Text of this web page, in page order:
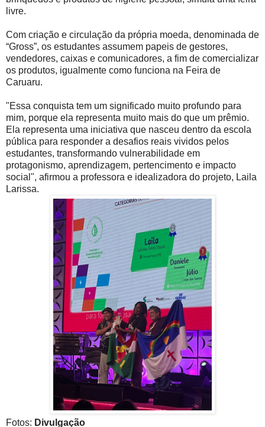
livre.
Com criação e circulação da própria moeda, denominada de
“Gross”, os estudantes assumem papeis de gestores,
vendedores, caixas e comunicadores, a fim de comercializar
os produtos, igualmente como funciona na Feira de
Caruaru.
"Essa conquista tem um significado muito profundo para
mim, porque ela representa muito mais do que um prêmio.
Ela representa uma iniciativa que nasceu dentro da escola
pública para responder a desafios reais vividos pelos
estudantes, transformando vulnerabilidade em
protagonismo, aprendizagem, pertencimento e impacto
social", afirmou a professora e idealizadora do projeto, Laila
Larissa.
Fotos: Divulgação